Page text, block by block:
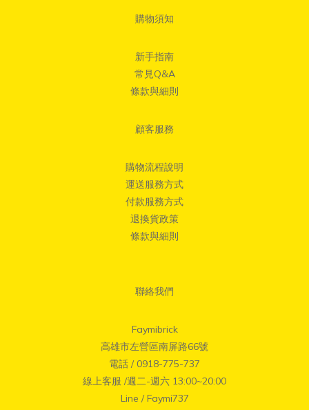
購物須知
新手指南
常見Q&A
條款與細則
顧客服務
購物流程說明
運送服務方式
付款服務方式
退換貨政策
條款與細則
聯絡我們
Faymibrick
高雄市左營區南屏路66號
電話 / 0918-775-737
線上客服 /週二-週六 13:00~20:00
Line / Faymi737